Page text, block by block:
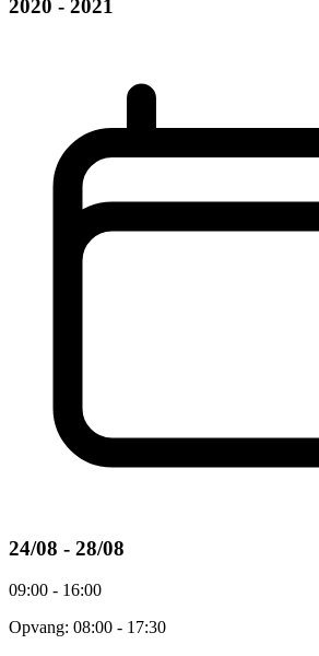
2020 - 2021
24/08 - 28/08
09:00 - 16:00
Opvang: 08:00 - 17:30